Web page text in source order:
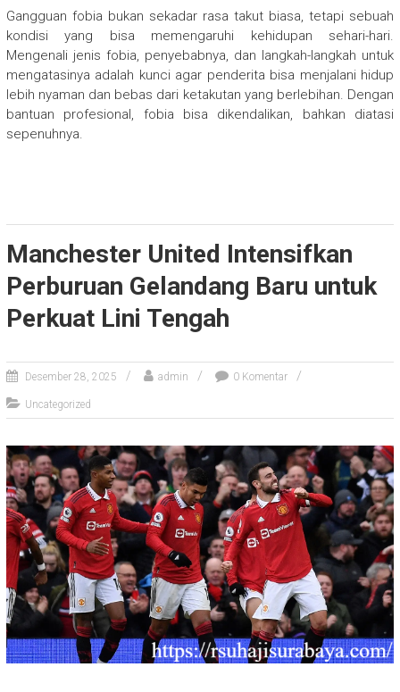
Gangguan fobia bukan sekadar rasa takut biasa, tetapi sebuah
kondisi yang bisa memengaruhi kehidupan sehari-hari.
Mengenali jenis fobia, penyebabnya, dan langkah-langkah untuk
mengatasinya adalah kunci agar penderita bisa menjalani hidup
lebih nyaman dan bebas dari ketakutan yang berlebihan. Dengan
bantuan profesional, fobia bisa dikendalikan, bahkan diatasi
sepenuhnya.
Manchester United Intensifkan
Perburuan Gelandang Baru untuk
Perkuat Lini Tengah
Desember 28, 2025 admin 0 Komentar
Uncategorized